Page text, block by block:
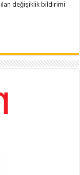
değişiklik bildirimi